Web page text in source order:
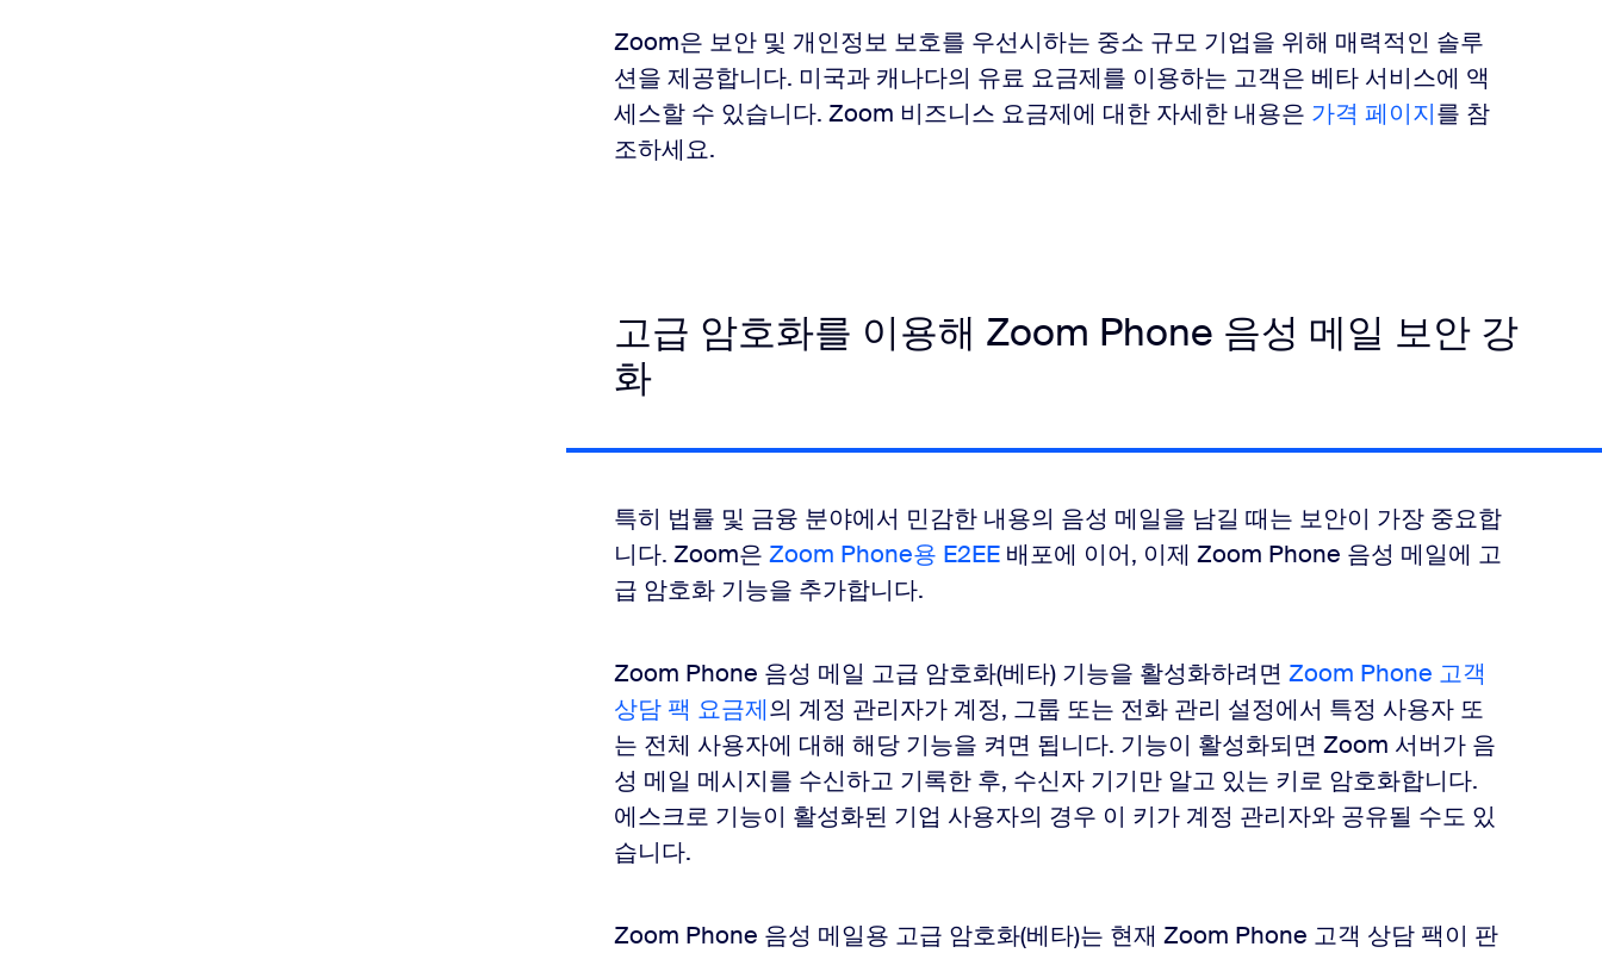
Zoom은 보안 및 개인정보 보호를 우선시하는 중소 규모 기업을 위해 매력적인 솔루
션을 제공합니다. 미국과 캐나다의 유료 요금제를 이용하는 고객은 베타 서비스에 액
세스할 수 있습니다. Zoom 비즈니스 요금제에 대한 자세한 내용은 가격 페이지를 참
조하세요.
고급 암호화를 이용해 Zoom Phone 음성 메일 보안 강
화
특히 법률 및 금융 분야에서 민감한 내용의 음성 메일을 남길 때는 보안이 가장 중요합
니다. Zoom은 Zoom Phone용 E2EE배포에 이어, 이제 Zoom Phone 음성 메일에 고
급 암호화 기능을 추가합니다.
Zoom Phone 음성 메일 고급 암호화(베타) 기능을 활성화하려면 Zoom Phone 고객
상담 팩 요금제의 계정 관리자가 계정, 그룹 또는 전화 관리 설정에서 특정 사용자 또
는 전체 사용자에 대해 해당 기능을 켜면 됩니다. 기능이 활성화되면 Zoom 서버가 음
성 메일 메시지를 수신하고 기록한 후, 수신자 기기만 알고 있는 키로 암호화합니다.
에스크로 기능이 활성화된 기업 사용자의 경우 이 키가 계정 관리자와 공유될 수도 있
습니다.
Zoom Phone 음성 메일용 고급 암호화(베타)는 현재 Zoom Phone 고객 상담 팩이 판